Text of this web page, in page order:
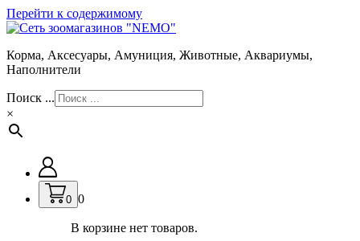
Перейти к содержимому
Корма, Аксесуары, Амуниция, Животные, Аквариумы,
Наполнители
Поиск ...
×
0 0
В корзине нет товаров.